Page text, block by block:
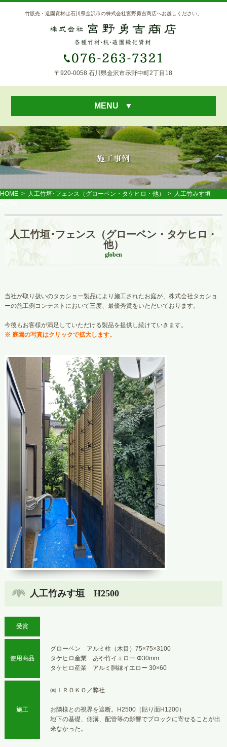
竹販売・造園資材は石川県金沢市の株式会社宮野勇吉商店へお越しください。
〒920-0058 石川県金沢市示野中町2丁目18
MENU ▼
HOME > 人工竹垣･フェンス（グローベン・タケヒロ・他）
> 人工竹みす垣
人工竹垣･フェンス（グローベン・タケヒロ・
他）
globen
当社が取り扱いのタカショー製品により施工されたお庭が、株式会社タカショ
ーの施工例コンテストにおいて三度、最優秀賞をいただいております。
今後もお客様が満足していただける製品を提供し続けていきます。
※ 庭園の写真はクリックで拡大します。
人工竹みす垣 H2500
受賞
使用商品
グローベン アルミ柱（木目）75×75×3100
タケヒロ産業 あや竹イエロー Φ30mm
タケヒロ産業 アルミ胴縁イエロー 30×60
施工
㈱ＩＲＯＫＯ／弊社
お隣様との視界を遮断。H2500（貼り面H1200）
地下の基礎、側溝、配管等の影響でブロックに寄せることが出
来なかった。